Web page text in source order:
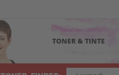
TONER & TINTE